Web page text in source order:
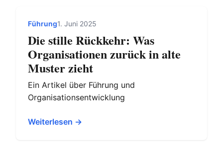
Führung1. Juni 2025
Die stille Rückkehr: Was
Organisationen zurück in alte
Muster zieht
Ein Artikel über Führung und
Organisationsentwicklung
Weiterlesen →